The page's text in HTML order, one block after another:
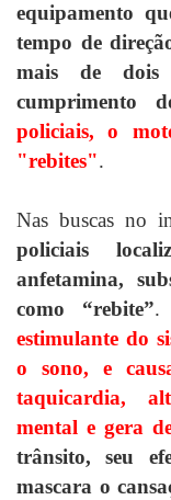
equipamento
tempo de
mais de dois
cumprimento
policiais, o
"rebites".
Nas buscas no
policiais
anfetamina,
como “rebite”.
estimulante do
o sono, e
taquicardia,
mental e gera
trânsito, seu
mascara o